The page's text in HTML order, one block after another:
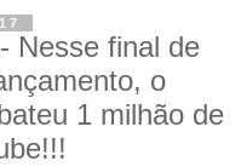
Nesse final de
o
1 milhão de